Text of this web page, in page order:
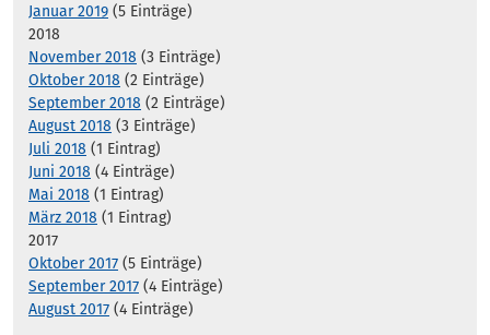
Januar 2019 (5 Einträge)
2018
November 2018 (3 Einträge)
Oktober 2018 (2 Einträge)
September 2018 (2 Einträge)
August 2018 (3 Einträge)
Juli 2018 (1 Eintrag)
Juni 2018 (4 Einträge)
Mai 2018 (1 Eintrag)
März 2018 (1 Eintrag)
2017
Oktober 2017 (5 Einträge)
September 2017 (4 Einträge)
August 2017 (4 Einträge)